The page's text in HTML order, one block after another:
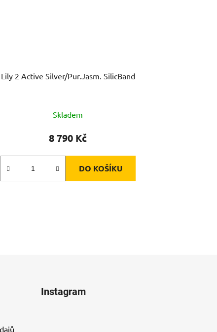
Lily 2 Active Silver/Pur.Jasm. SilicBand
Skladem
8 790 Kč
DO KOŠÍKU
Instagram